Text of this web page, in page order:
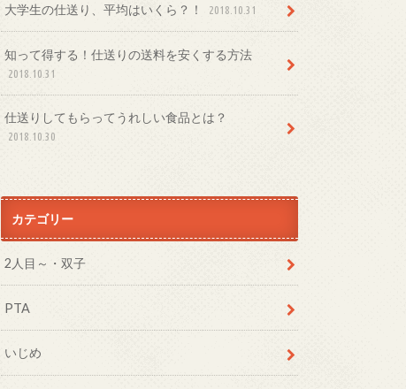
大学生の仕送り、平均はいくら？！ 2018.10.31
知って得する！仕送りの送料を安くする方法
2018.10.31
仕送りしてもらってうれしい食品とは？
2018.10.30
カテゴリー
2人目～・双子
PTA
いじめ